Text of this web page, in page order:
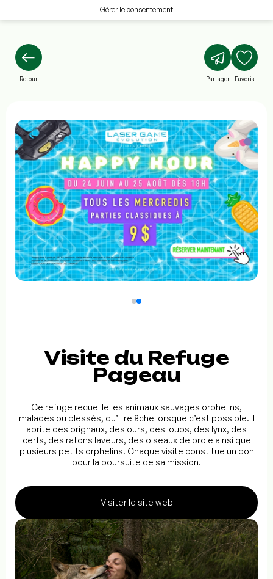
Gérer le consentement
Retour Partager Favoris
Visite du Refuge
Pageau
Ce refuge recueille les animaux sauvages orphelins,
malades ou blessés, qu’il relâche lorsque c’est possible. Il
abrite des orignaux, des ours, des loups, des lynx, des
cerfs, des ratons laveurs, des oiseaux de proie ainsi que
plusieurs petits orphelins. Chaque visite constitue un don
pour la poursuite de sa mission.
Visiter le site web